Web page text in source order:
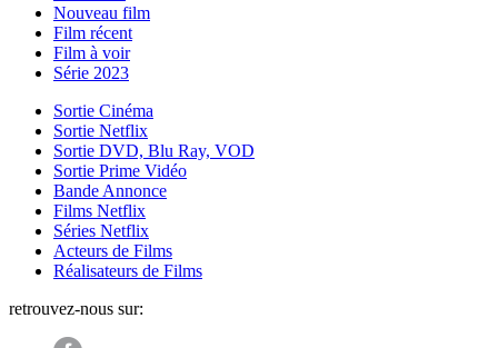
Nouveau film
Film récent
Film à voir
Série 2023
Sortie Cinéma
Sortie Netflix
Sortie DVD, Blu Ray, VOD
Sortie Prime Vidéo
Bande Annonce
Films Netflix
Séries Netflix
Acteurs de Films
Réalisateurs de Films
retrouvez-nous sur: